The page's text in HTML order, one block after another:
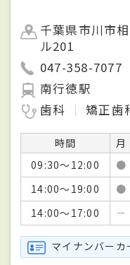
千葉県市川市
ル201
047-358-7077
南行徳駅
歯科
矯正歯
時間 月
09:30～12:00
●
14:00～19:00
●
14:00～17:00
－
マイナンバー